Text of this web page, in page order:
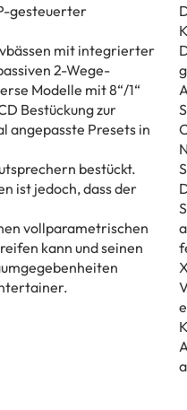
gesteuerter
mit integrierter
2-Wege-
Modelle mit 8“/1“
Bestückung zur
angepasste Presets in
bestückt.
ist jedoch, dass der
vollparametrischen
kann und seinen